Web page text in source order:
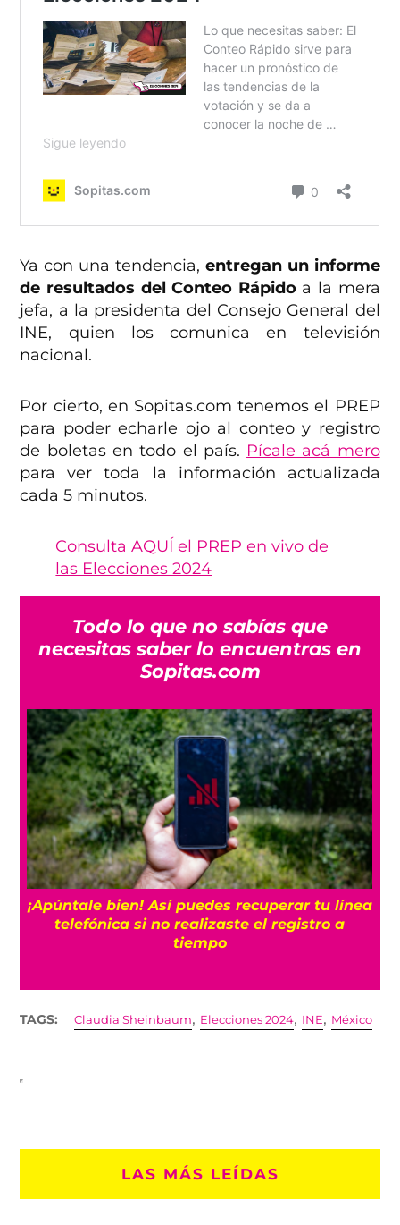
Ya con una tendencia, entregan un informe
de resultados del Conteo Rápidoa la mera
jefa, a la presidenta del Consejo General del
INE, quien los comunica en televisión
nacional.
Por cierto, en Sopitas.com tenemos el PREP
para poder echarle ojo al conteo y registro
de boletas en todo el país. Pícale acá mero
para ver toda la información actualizada
cada 5 minutos.
Consulta AQUÍ el PREP en vivo de
las Elecciones 2024
Todo lo que no sabías que
necesitas saber lo encuentras en
Sopitas.com
¡Apúntale bien! Así puedes recuperar tu línea
telefónica si no realizaste el registro a
tiempo
TAGS: Claudia Sheinbaum, Elecciones 2024, INE, México
LAS MÁS LEÍDAS